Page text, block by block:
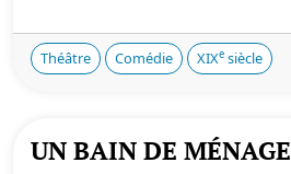
Théâtre Comédie XIXe siècle
UN BAIN DE MÉNAGE